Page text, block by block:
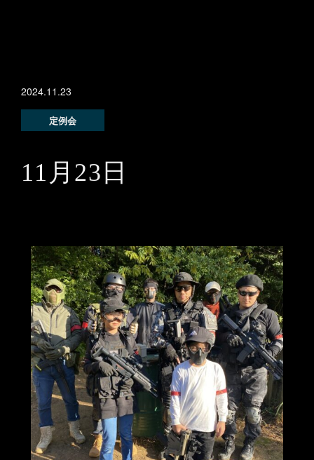
2024.11.23
定例会
11月23日